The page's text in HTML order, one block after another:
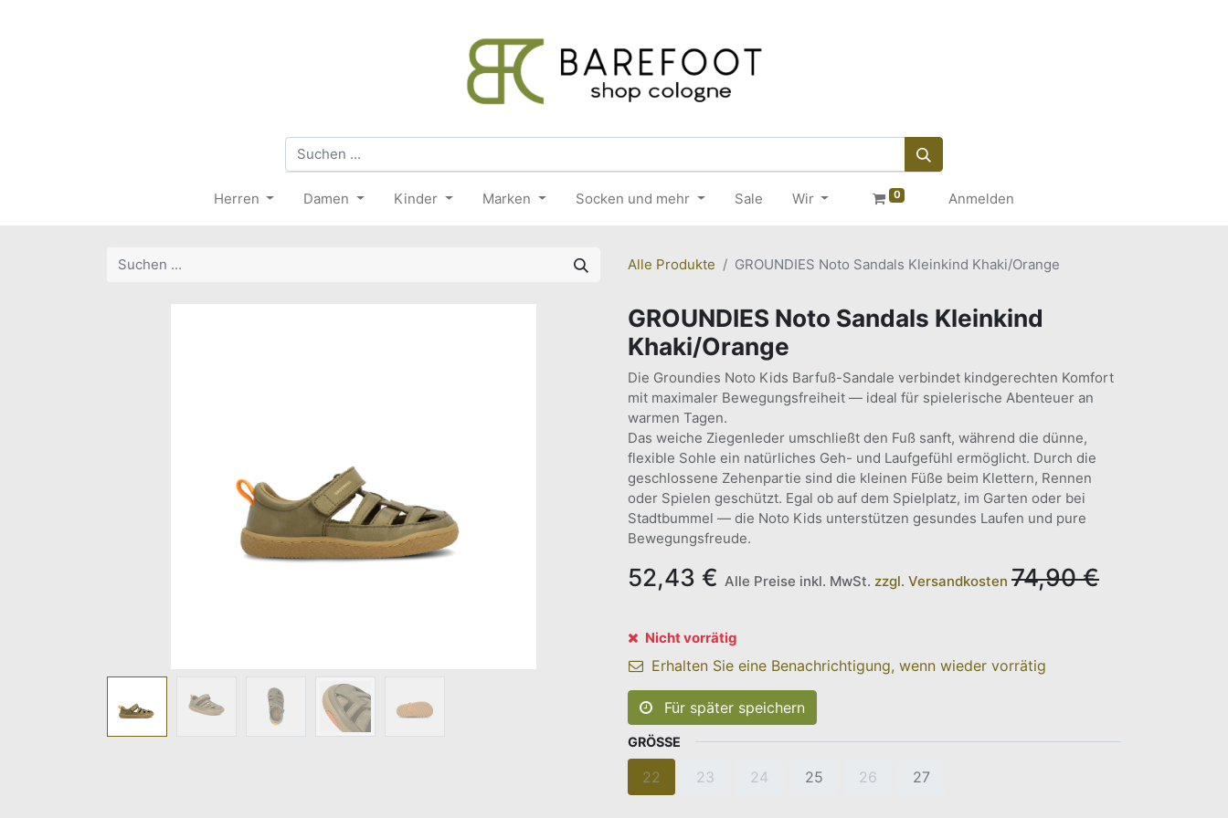
Herren Damen Kinder Marken Socken und mehr Sale Wir 0 Anmelden
Alle Produkte GROUNDIES Noto Sandals Kleinkind Khaki/Orange
GROUNDIES Noto Sandals Kleinkind
Khaki/Orange
Die Groundies Noto Kids Barfuß-Sandale verbindet kindgerechten Komfort
mit maximaler Bewegungsfreiheit — ideal für spielerische Abenteuer an
warmen Tagen.
Das weiche Ziegenleder umschließt den Fuß sanft, während die dünne,
flexible Sohle ein natürliches Geh- und Laufgefühl ermöglicht. Durch die
geschlossene Zehenpartie sind die kleinen Füße beim Klettern, Rennen
oder Spielen geschützt. Egal ob auf dem Spielplatz, im Garten oder bei
Stadtbummel — die Noto Kids unterstützen gesundes Laufen und pure
Bewegungsfreude.
52,43 € Alle Preise inkl. MwSt. zzgl. Versandkosten 74,90€
Nicht vorrätig
Erhalten Sie eine Benachrichtigung, wenn wieder vorrätig
Für später speichern
GRÖSSE
22 23 24 25 26 27